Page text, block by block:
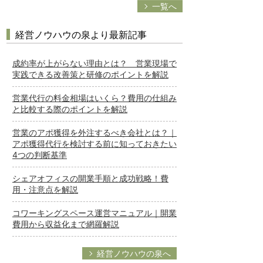
一覧へ
経営ノウハウの泉より最新記事
成約率が上がらない理由とは？ 営業現場で
実践できる改善策と研修のポイントを解説
営業代行の料金相場はいくら？費用の仕組み
と比較する際のポイントを解説
営業のアポ獲得を外注するべき会社とは？｜
アポ獲得代行を検討する前に知っておきたい
4つの判断基準
シェアオフィスの開業手順と成功戦略！費
用・注意点を解説
コワーキングスペース運営マニュアル｜開業
費用から収益化まで網羅解説
経営ノウハウの泉へ